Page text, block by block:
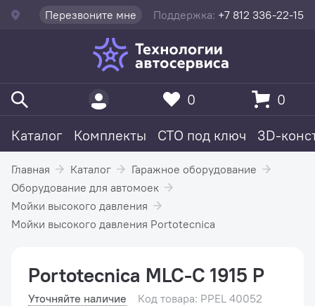
Перезвоните мне Поддержка: +7 812 336-22-15
Каталог Комплекты СТО под ключ 3D-
0 0
Главная Каталог
Гаражное оборудование
Оборудование для автомоек
Мойки высокого давления
Мойки высокого давления Portotecnica
Portotecnica MLC-C 1915 P
Уточняйте наличие Код товара: PPEL 40052